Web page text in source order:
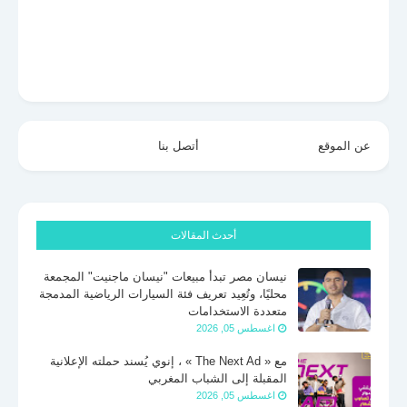
عن الموقع أتصل بنا
أحدث المقالات
نيسان مصر تبدأ مبيعات "نيسان ماجنيت" المجمعة
محليًا، وتُعِيد تعريف فئة السيارات الرياضية المدمجة
متعددة الاستخدامات
اغسطس 05, 2026
مع « The Next Ad » ، إنوي يُسند حملته الإعلانية
المقبلة إلى الشباب المغربي
اغسطس 05, 2026